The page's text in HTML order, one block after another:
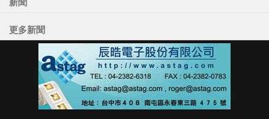
新聞
更多新聞